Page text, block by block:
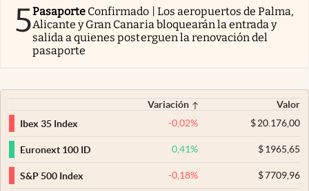
5Pasaporte Confirmado | Los aeropuertos de Palma,
Alicante y Gran Canaria bloquearán la entrada y
salida a quienes posterguen la renovación del
pasaporte
Variación
Valor
Ibex 35 Index
-0,02% $20.176,00
Euronext 100 ID 0,41% $1965,65
S&P 500 Index -0,18% $7709,96